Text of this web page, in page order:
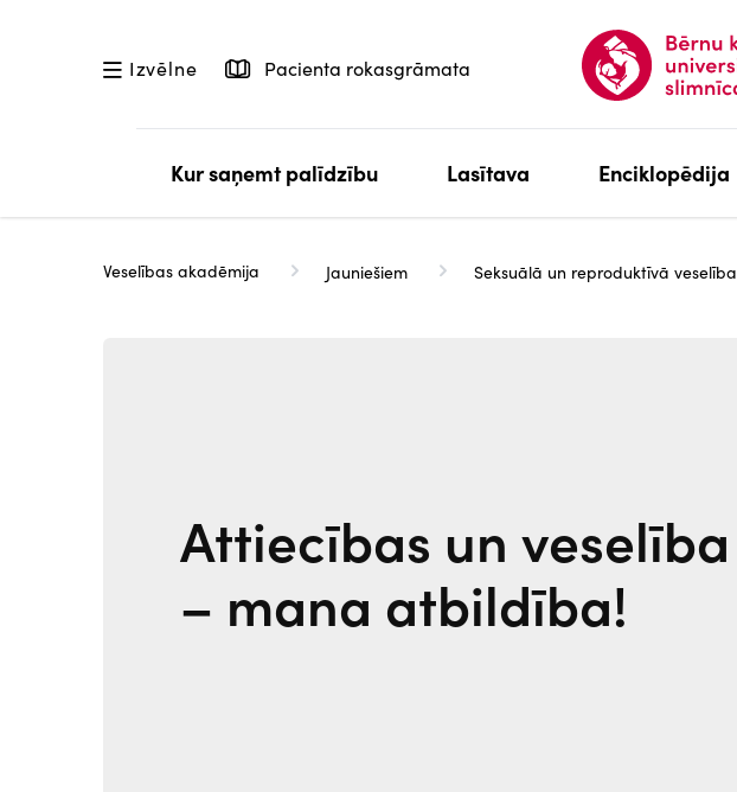
Izvēlne Pacienta rokasgrāmata
Kur saņemt palīdzību Lasītava Enciklopēdija
Veselības akadēmija Jauniešiem Seksuālā un reproduktīvā veselība
Attiecības un veselība
– mana atbildība!